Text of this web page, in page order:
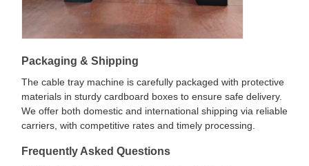
Packaging & Shipping
The cable tray machine is carefully packaged with protective
materials in sturdy cardboard boxes to ensure safe delivery.
We offer both domestic and international shipping via reliable
carriers, with competitive rates and timely processing.
Frequently Asked Questions